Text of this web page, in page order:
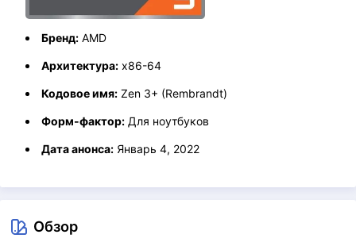
Бренд: AMD
Архитектура: x86-64
Кодовое имя: Zen 3+ (Rembrandt)
Форм-фактор: Для ноутбуков
Дата анонса: Январь 4, 2022
Обзор